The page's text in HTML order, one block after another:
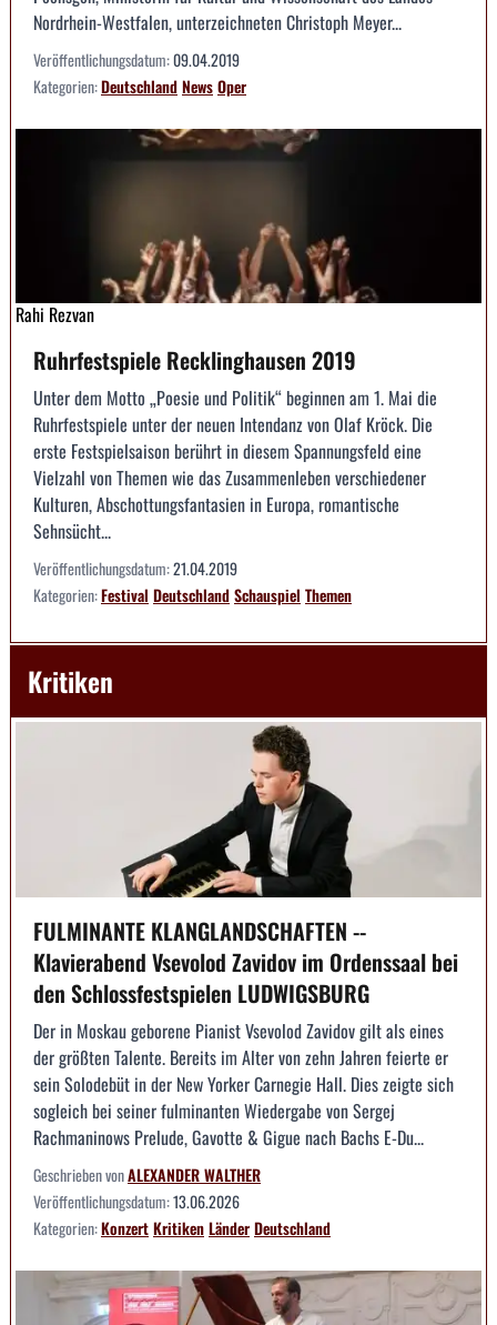
Nordrhein-Westfalen, unterzeichneten Christoph Meyer...
Veröffentlichungsdatum:09.04.2019
Kategorien:DeutschlandNewsOper
Rahi Rezvan
Ruhrfestspiele Recklinghausen 2019
Unter dem Motto „Poesie und Politik“ beginnen am 1. Mai die
Ruhrfestspiele unter der neuen Intendanz von Olaf Kröck. Die
erste Festspielsaison berührt in diesem Spannungsfeld eine
Vielzahl von Themen wie das Zusammenleben verschiedener
Kulturen, Abschottungsfantasien in Europa, romantische
Sehnsücht...
Veröffentlichungsdatum:21.04.2019
Kategorien:Festival DeutschlandSchauspiel Themen
Kritiken
FULMINANTE KLANGLANDSCHAFTEN --
Klavierabend Vsevolod Zavidov im Ordenssaal bei
den Schlossfestspielen LUDWIGSBURG
Der in Moskau geborene Pianist Vsevolod Zavidov gilt als eines
der größten Talente. Bereits im Alter von zehn Jahren feierte er
sein Solodebüt in der New Yorker Carnegie Hall. Dies zeigte sich
sogleich bei seiner fulminanten Wiedergabe von Sergej
Rachmaninows Prelude, Gavotte & Gigue nach Bachs E-Du...
Geschrieben vonALEXANDER WALTHER
Veröffentlichungsdatum:13.06.2026
Kategorien:KonzertKritikenLänderDeutschland